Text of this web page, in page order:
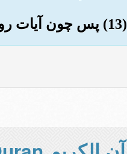
(13) پس چون آیات روشن (و کاملاً آشکار) ما به سراغ آنها آمد؛ گفتند : «این جادویی آشکار است».